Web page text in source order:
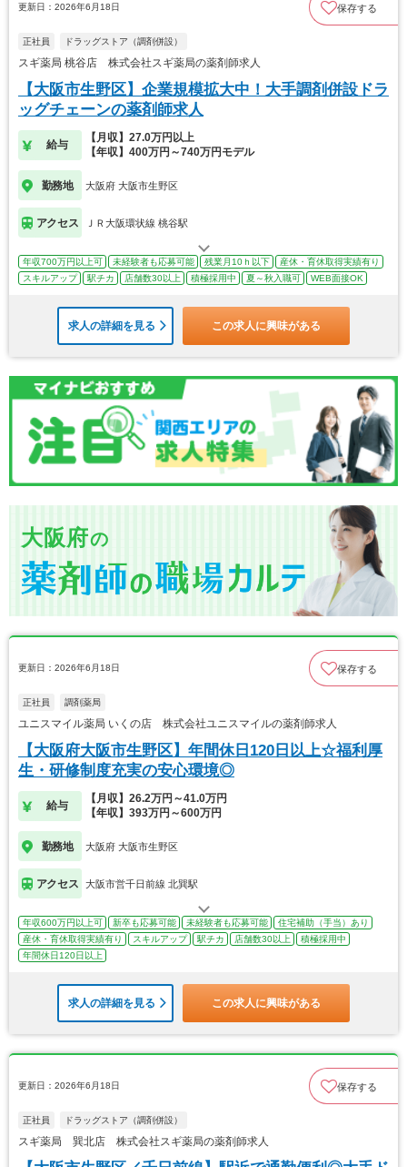
更新日：2026年6月18日 保存する
正社員 ドラッグストア（調剤併設）
スギ薬局 桃谷店 株式会社スギ薬局の薬剤師求人
【大阪市生野区】企業規模拡大中！大手調剤併設ドラ
ッグチェーンの薬剤師求人
給与
【月収】27.0万円以上
【年収】400万円～740万円モデル
勤務地 大阪府 大阪市生野区
アクセス ＪＲ大阪環状線 桃谷駅
年収700万円以上可 未経験者も応募可能 残業月10ｈ以下
産休・育休取得実績有り
スキルアップ
駅チカ 店舗数30以上 積極採用中 夏～秋入職可 WEB面接OK
求人の詳細を見る この求人に興味がある
大阪府の
更新日：2026年6月18日 保存する
正社員 調剤薬局
ユニスマイル薬局 いくの店 株式会社ユニスマイルの薬剤師求人
【大阪府大阪市生野区】年間休日120日以上☆福利厚
生・研修制度充実の安心環境◎
給与
【月収】26.2万円～41.0万円
【年収】393万円～600万円
勤務地 大阪府 大阪市生野区
アクセス 大阪市営千日前線 北巽駅
年収600万円以上可 新卒も応募可能 未経験者も応募可能
住宅補助（手当）あり
産休・育休取得実績有り
スキルアップ 駅チカ 店舗数30以上
積極採用中
年間休日120日以上
求人の詳細を見る この求人に興味がある
更新日：2026年6月18日 保存する
正社員 ドラッグストア（調剤併設）
スギ薬局 巽北店 株式会社スギ薬局の薬剤師求人